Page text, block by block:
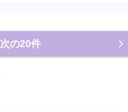
次の20件